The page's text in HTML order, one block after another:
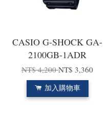
CASIO G-SHOCK GA-
2100GB-1ADR
NT$ 4,200NT$ 3,360
加入購物車